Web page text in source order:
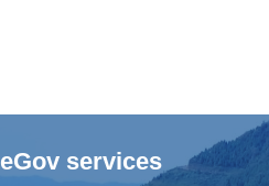
eGov services